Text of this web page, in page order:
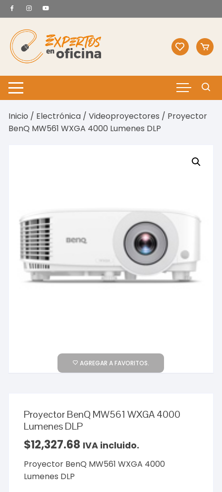
Saltar
al
contenido
Inicio / Electrónica /Videoproyectores / Proyector
BenQ MW561 WXGA 4000 Lumenes DLP
AGREGAR A FAVORITOS.
Proyector BenQ MW561 WXGA 4000
Lumenes DLP
$12,327.68 IVA incluido.
Proyector BenQ MW561 WXGA 4000
Lumenes DLP